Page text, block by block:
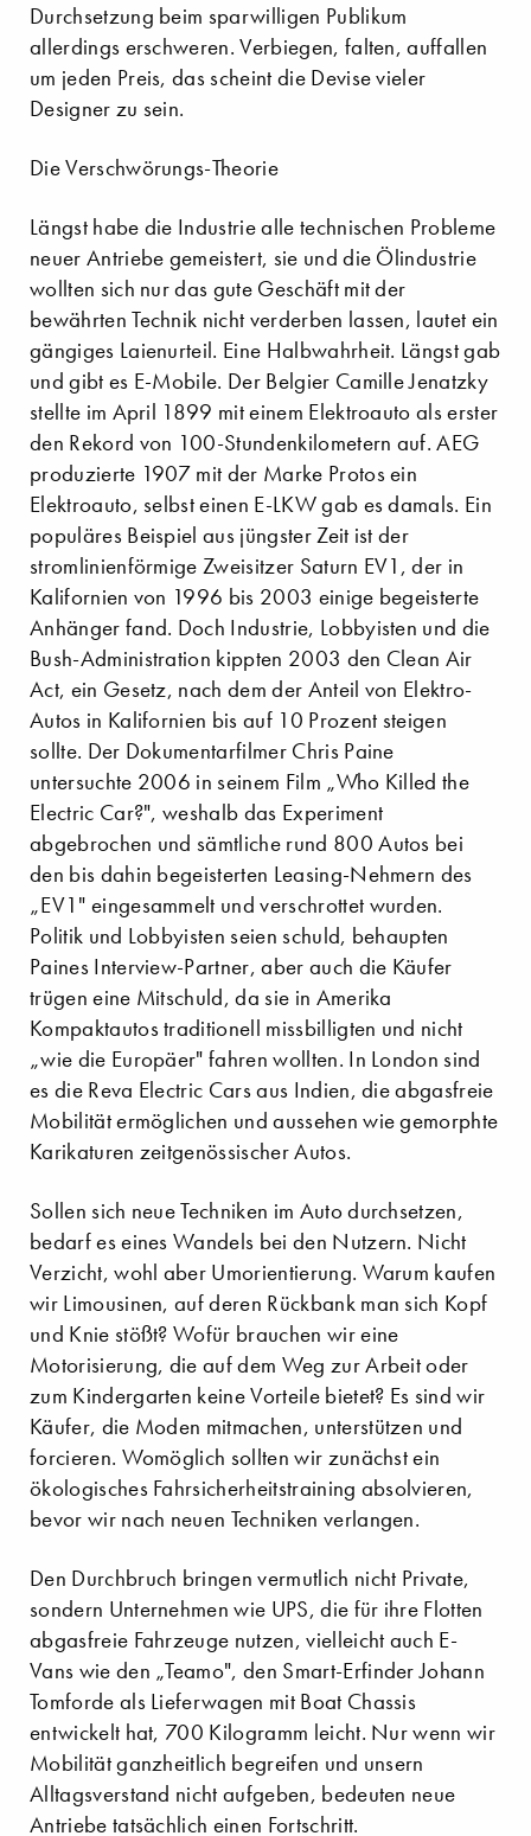
Durchsetzung beim sparwilligen Publikum
allerdings erschweren. Verbiegen, falten, auffallen
um jeden Preis, das scheint die Devise vieler
Designer zu sein.
Die Verschwörungs-Theorie
Längst habe die Industrie alle technischen Probleme
neuer Antriebe gemeistert, sie und die Ölindustrie
wollten sich nur das gute Geschäft mit der
bewährten Technik nicht verderben lassen, lautet ein
gängiges Laienurteil. Eine Halbwahrheit. Längst gab
und gibt es E-Mobile. Der Belgier Camille Jenatzky
stellte im April 1899 mit einem Elektroauto als erster
den Rekord von 100-Stundenkilometern auf. AEG
produzierte 1907 mit der Marke Protos ein
Elektroauto, selbst einen E-LKW gab es damals. Ein
populäres Beispiel aus jüngster Zeit ist der
stromlinienförmige Zweisitzer Saturn EV1, der in
Kalifornien von 1996 bis 2003 einige begeisterte
Anhänger fand. Doch Industrie, Lobbyisten und die
Bush-Administration kippten 2003 den Clean Air
Act, ein Gesetz, nach dem der Anteil von Elektro-
Autos in Kalifornien bis auf 10 Prozent steigen
sollte. Der Dokumentarfilmer Chris Paine
untersuchte 2006 in seinem Film „Who Killed the
Electric Car?", weshalb das Experiment
abgebrochen und sämtliche rund 800 Autos bei
den bis dahin begeisterten Leasing-Nehmern des
„EV1" eingesammelt und verschrottet wurden.
Politik und Lobbyisten seien schuld, behaupten
Paines Interview-Partner, aber auch die Käufer
trügen eine Mitschuld, da sie in Amerika
Kompaktautos traditionell missbilligten und nicht
„wie die Europäer" fahren wollten. In London sind
es die Reva Electric Cars aus Indien, die abgasfreie
Mobilität ermöglichen und aussehen wie gemorphte
Karikaturen zeitgenössischer Autos.
Sollen sich neue Techniken im Auto durchsetzen,
bedarf es eines Wandels bei den Nutzern. Nicht
Verzicht, wohl aber Umorientierung. Warum kaufen
wir Limousinen, auf deren Rückbank man sich Kopf
und Knie stößt? Wofür brauchen wir eine
Motorisierung, die auf dem Weg zur Arbeit oder
zum Kindergarten keine Vorteile bietet? Es sind wir
Käufer, die Moden mitmachen, unterstützen und
forcieren. Womöglich sollten wir zunächst ein
ökologisches Fahrsicherheitstraining absolvieren,
bevor wir nach neuen Techniken verlangen.
Den Durchbruch bringen vermutlich nicht Private,
sondern Unternehmen wie UPS, die für ihre Flotten
abgasfreie Fahrzeuge nutzen, vielleicht auch E-
Vans wie den „Teamo", den Smart-Erfinder Johann
Tomforde als Lieferwagen mit Boat Chassis
entwickelt hat, 700 Kilogramm leicht. Nur wenn wir
Mobilität ganzheitlich begreifen und unsern
Alltagsverstand nicht aufgeben, bedeuten neue
Antriebe tatsächlich einen Fortschritt.